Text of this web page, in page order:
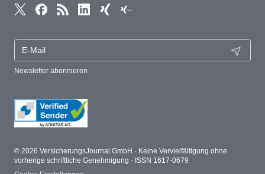
Newsletter abonnieren
© 2026 VersicherungsJournal GmbH · Keine Vervielfältigung ohne
vorherige schriftliche Genehmigung · ISSN 1617-0679